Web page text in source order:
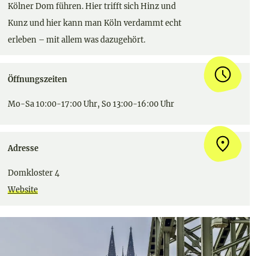
Kölner Dom führen. Hier trifft sich Hinz und
Kunz und hier kann man Köln verdammt echt
erleben – mit allem was dazugehört.
Öffnungszeiten
Mo-Sa 10:00-17:00 Uhr, So 13:00-16:00 Uhr
Adresse
Domkloster 4
Website